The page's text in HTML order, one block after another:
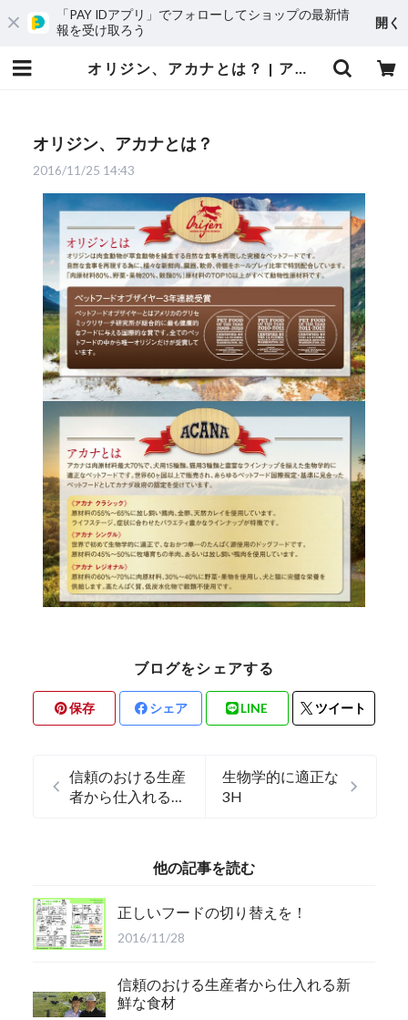
「PAY IDアプリ」でフォローしてショップの最新情
報を受け取ろう
開く
オリジン、アカナとは？ | アカナ.com
オリジン、アカナとは？
2016/11/25 14:43
ブログをシェアする
保存 シェア LINE ツイート
信頼のおける生産
者から仕入れる新
生物学的に適正な
3H
他の記事を読む
正しいフードの切り替えを！
2016/11/28
信頼のおける生産者から仕入れる新
鮮な食材